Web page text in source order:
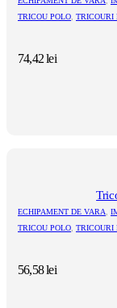
Opțiunile
pot
alese
în
TRICOU POLO, TRICOURI
74,42lei
variații.
Opțiunile
pot
alese
în
ECHIPAMENT DE VARA,
TRICOU POLO, TRICOURI
56,58lei